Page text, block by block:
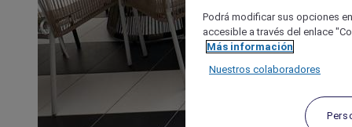
Podrá modificar sus opciones
accesible a través del enlace
Más información
Nuestros colaboradores